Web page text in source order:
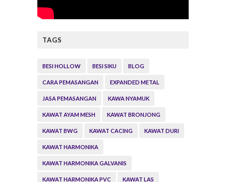
TAGS
BESI HOLLOW BESI SIKU BLOG
CARA PEMASANGAN EXPANDED METAL
JASA PEMASANGAN KAWA NYAMUK
KAWAT AYAM MESH KAWAT BRONJONG
KAWAT BWG KAWAT CACING KAWAT DURI
KAWAT HARMONIKA
KAWAT HARMONIKA GALVANIS
KAWAT HARMONIKA PVC KAWAT LAS